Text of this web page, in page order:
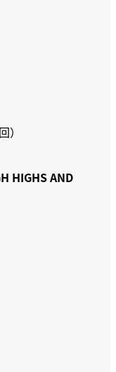
HIGHS AND